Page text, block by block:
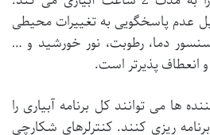
عدم پاسخگویی به تغییرات محیطی
دما، رطوبت، نور خورشید و …
انعطاف پذیرتر است.
ها می توانند کل برنامه آبیاری را
ریزی کنند. کنترلرهای شکارچی